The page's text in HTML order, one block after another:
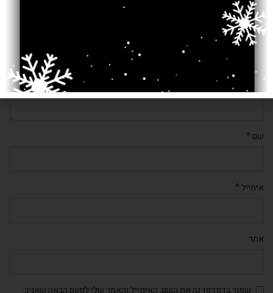
שם*
אימייל*
אתר
שמור בדפדפן זה את השם, האימייל והאתר שלי לפעם הבאה שאגיב.